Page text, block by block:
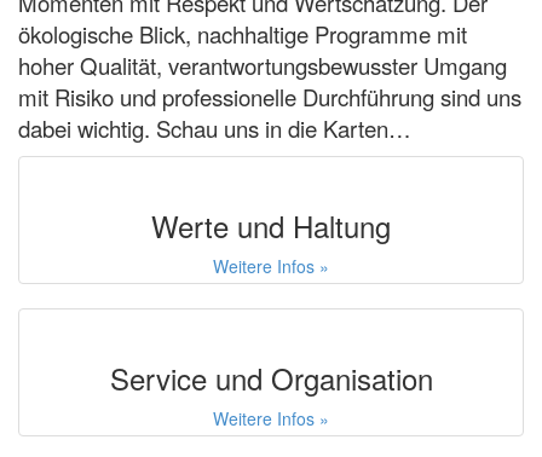
ökologische Blick, nachhaltige Programme mit
hoher Qualität, verantwortungsbewusster Umgang
mit Risiko und professionelle Durchführung sind uns
dabei wichtig. Schau uns in die Karten…
Werte und Haltung
Weitere Infos »
Service und Organisation
Weitere Infos »